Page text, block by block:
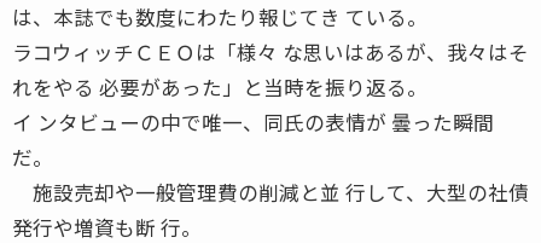
は、本誌でも数度にわたり報じてき ている。
ラコウィッチＣＥＯは「様々 な思いはあるが、我々はそ
れをやる 必要があった」と当時を振り返る。
イ ンタビューの中で唯一、同氏の表情が 曇った瞬間
だ。
施設売却や一般管理費の削減と並 行して、大型の社債
発行や増資も断 行。